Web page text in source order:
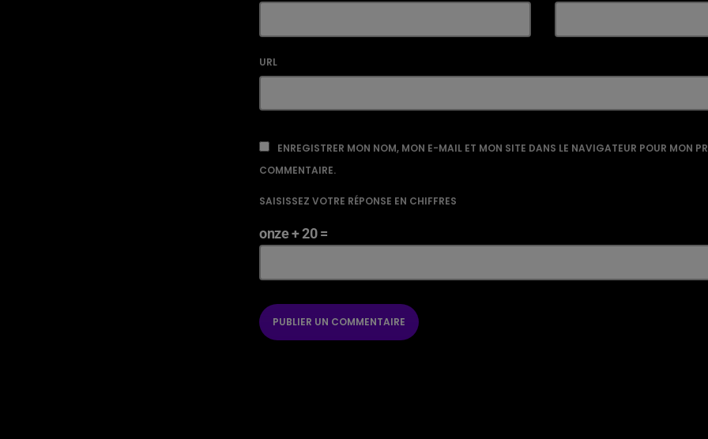
URL
ENREGISTRER MON NOM, MON E-MAIL ET MON SITE DANS LE NAVIGATEUR POUR MON
COMMENTAIRE.
SAISISSEZ VOTRE RÉPONSE EN CHIFFRES
onze + 20 =